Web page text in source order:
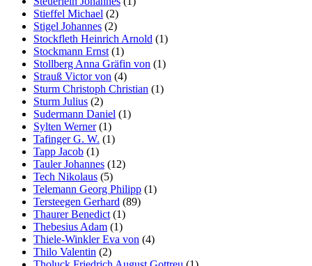
Stieffel Michael (2)
Stigel Johannes (2)
Stockfleth Heinrich Arnold (1)
Stockmann Ernst (1)
Stollberg Anna Gräfin von (1)
Strauß Victor von (4)
Sturm Christoph Christian (1)
Sturm Julius (2)
Sudermann Daniel (1)
Sylten Werner(1)
Tafinger G. W. (1)
Tapp Jacob (1)
Tauler Johannes (12)
Tech Nikolaus (5)
Telemann Georg Philipp (1)
Tersteegen Gerhard (89)
Thaurer Benedict (1)
Thebesius Adam (1)
Thiele-Winkler Eva von (4)
Thilo Valentin (2)